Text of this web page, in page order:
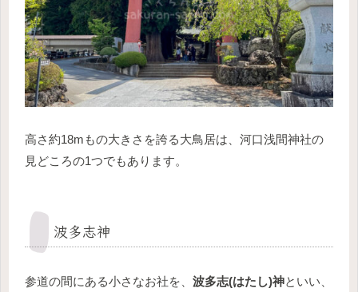
高さ約18mもの大きさを誇る大鳥居は、河口浅間神社の
見どころの1つでもあります。
波多志神
参道の間にある小さなお社を、 波多志(はたし)神といい、